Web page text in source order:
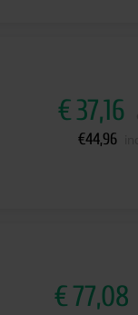
€37,16
€44,96
€77,08